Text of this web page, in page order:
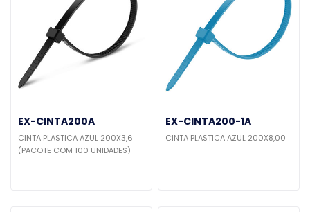
EX-CINTA200A
CINTA PLASTICA AZUL 200X3,6
(PACOTE COM 100 UNIDADES)
EX-CINTA200-1A
CINTA PLASTICA AZUL 200X8,00